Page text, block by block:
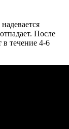
После
в течение 4-6